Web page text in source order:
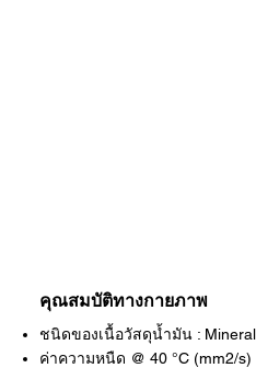
คุณสมบัติทางกายภาพ
ชนิดของเนื้อวัสดุน้ำมัน :
ค่าความหนืด @ 40 °C (mm2/s)